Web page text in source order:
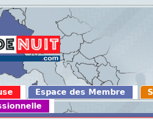
Espace des Membre